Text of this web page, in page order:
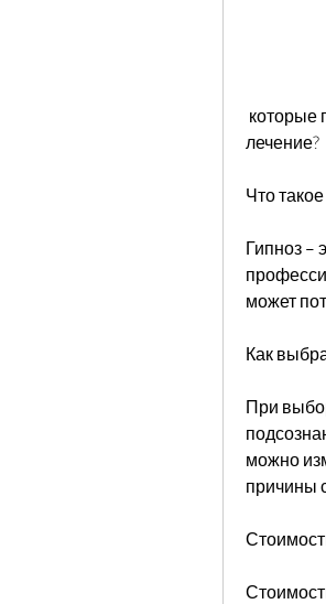
лечение?
Что
Гипноз –
может
Как
При
можно
причины